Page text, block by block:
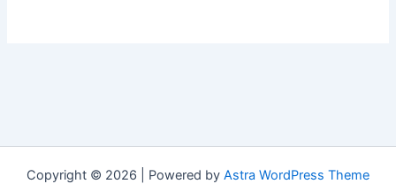
Copyright © 2026 | Powered by Astra WordPress Theme